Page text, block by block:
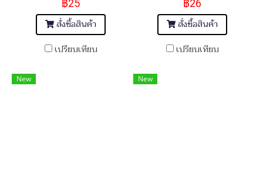
M6.3x125 (ยาว 5 นิ้ว)
฿25
สั่งซื้อสินค้า
เปรียบเทียบ
M6.3x135 (ยาว 5.1/2 นิ้ว)
฿26
สั่งซื้อสินค้า
เปรียบเทียบ
New New